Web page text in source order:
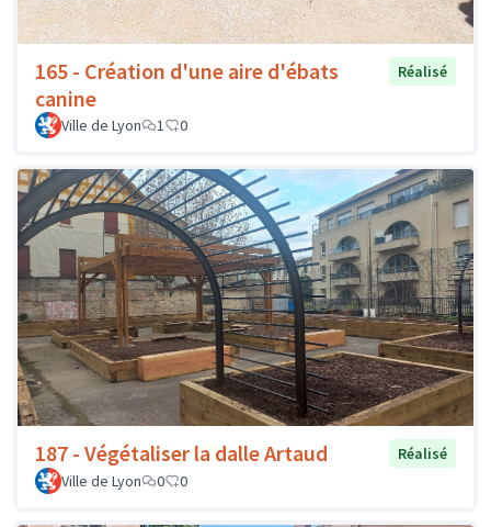
165 - Création d'une aire d'ébats
canine
Réalisé
Ville de Lyon 1 0
187 - Végétaliser la dalle Artaud
Réalisé
Ville de Lyon
0 0